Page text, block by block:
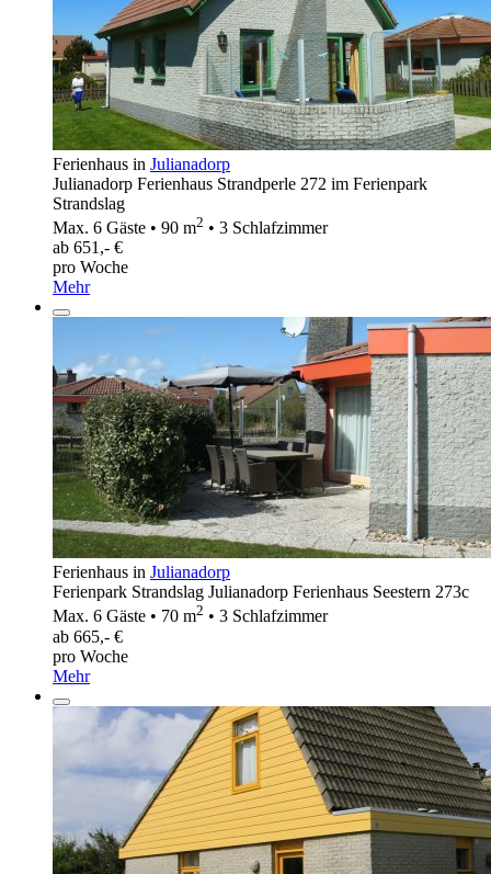
Ferienhaus in Julianadorp
Julianadorp Ferienhaus Strandperle 272 im Ferienpark
Strandslag
Max. 6 Gäste • 90 m2 • 3 Schlafzimmer
ab 651,- €
pro Woche
Mehr
Ferienhaus in Julianadorp
Ferienpark Strandslag Julianadorp Ferienhaus Seestern 273c
Max. 6 Gäste • 70 m2 • 3 Schlafzimmer
ab 665,- €
pro Woche
Mehr